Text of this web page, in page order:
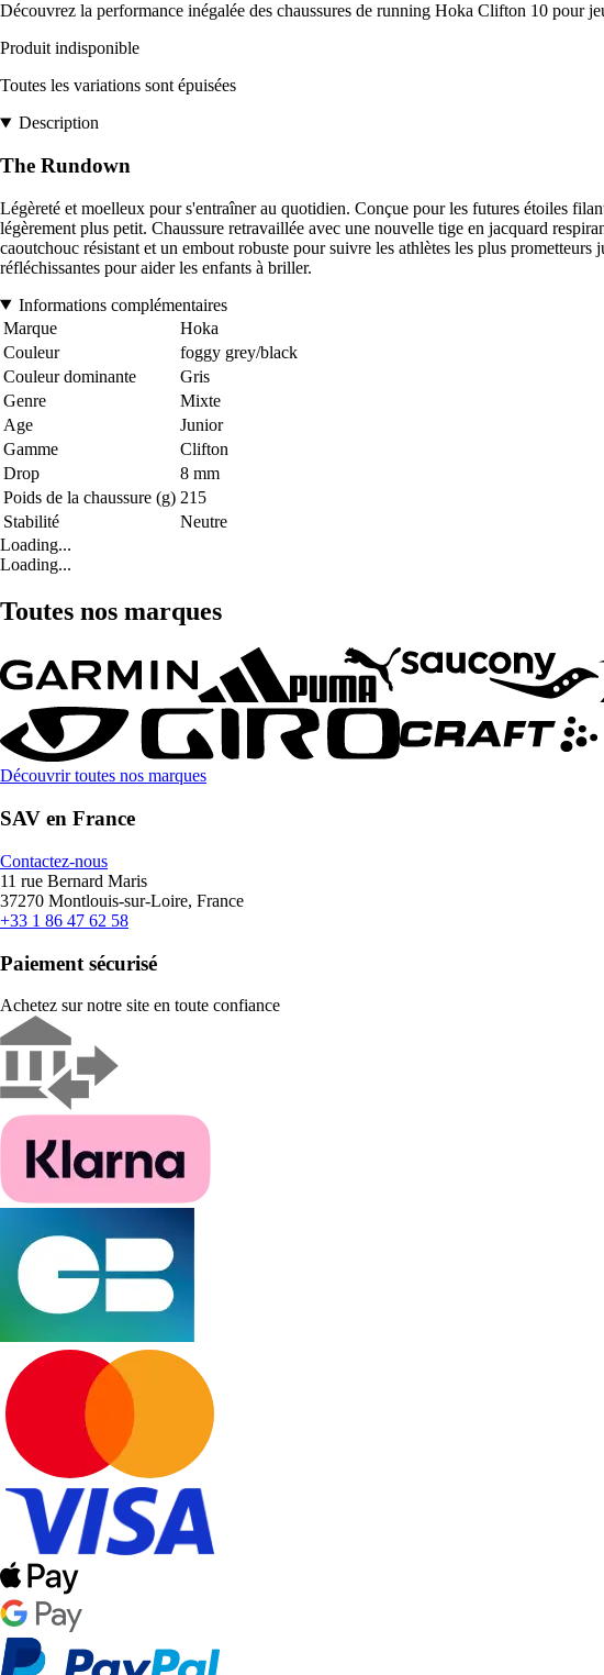
Découvrez la performance inégalée des chaussures de running Hoka Clifton 10 pour
Produit indisponible
Toutes les variations sont épuisées
Description
The Rundown
Légèreté et moelleux pour s'entraîner au quotidien. Conçue pour les futures étoiles
légèrement plus petit. Chaussure retravaillée avec une nouvelle tige en jacquard
caoutchouc résistant et un embout robuste pour suivre les athlètes les plus
réfléchissantes pour aider les enfants à briller.
Informations complémentaires
Marque
Hoka
Couleur
foggy grey/black
Couleur dominante
Gris
Genre
Mixte
Age
Junior
Gamme
Clifton
Drop
8 mm
Poids de la chaussure (g) 215
Stabilité
Neutre
Loading...
Loading...
Toutes nos marques
Découvrir toutes nos marques
SAV en France
Contactez-nous
11 rue Bernard Maris
37270 Montlouis-sur-Loire, France
+33 1 86 47 62 58
Paiement sécurisé
Achetez sur notre site en toute confiance